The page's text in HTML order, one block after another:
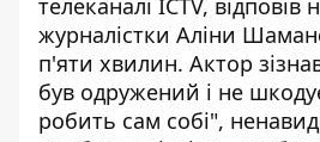
телеканалі ICTV, відповів
журналістки Аліни
п'яти хвилин. Актор
був одружений і не
робить сам собі",